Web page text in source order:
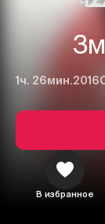
1ч. 26мин.2016
В избранное